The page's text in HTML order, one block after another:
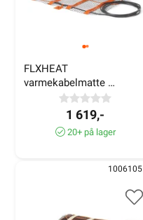
FLXHEAT
varmekabelmatte
100W/m² 1,1m² 110W
1 619,-
20+ på lager
1006105